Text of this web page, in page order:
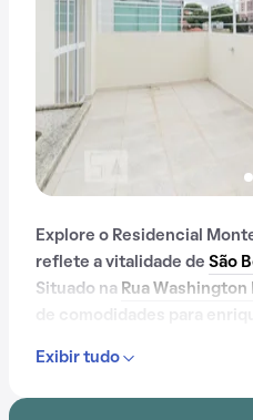
Explore o Residencial
reflete a vitalidade de São
Situado na Rua Washington
gás encanado, o
Exibir tudo